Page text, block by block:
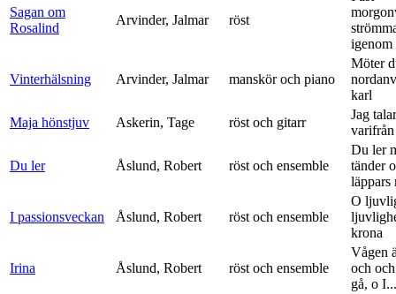
Sagan om
Rosalind
Arvinder, Jalmar röst
igenom
Vinterhälsning Arvinder, Jalmar manskör och piano
Möter
karl
Maja hönstjuv
Askerin, Tage röst och gitarr
Jag
Du ler Åslund, Robert röst och ensemble
Du ler
tänder
läppars
I passionsveckan Åslund, Robert röst och ensemble
O
krona
Irina Åslund, Robert röst och ensemble
Vågen
och
gå, o I...